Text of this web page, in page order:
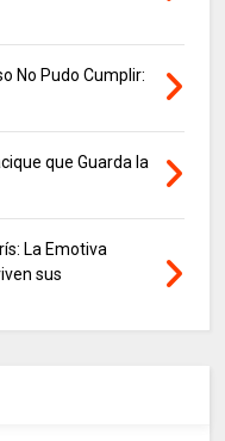
No Pudo Cumplir:
que Guarda la
La Emotiva
sus